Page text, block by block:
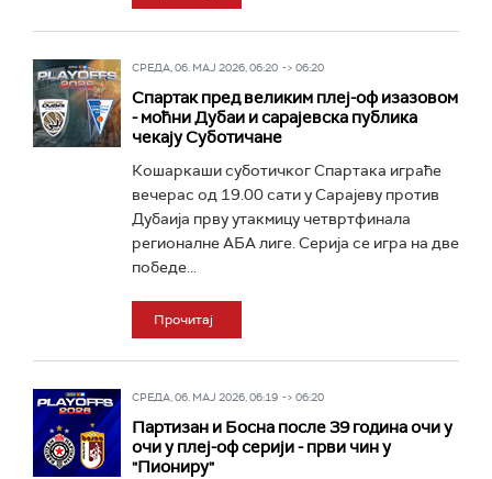
СРЕДА, 06. МАЈ 2026, 06:20 -> 06:20
Спартак пред великим плеј-оф изазовом
- моћни Дубаи и сарајевска публика
чекају Суботичане
Кошаркаши суботичког Спартака играће
вечерас од 19.00 сати у Сарајеву против
Дубаија прву утакмицу четвртфинала
регионалне АБА лиге. Серија се игра на две
победе...
Прочитај
СРЕДА, 06. МАЈ 2026, 06:19 -> 06:20
Партизан и Босна после 39 година очи у
очи у плеј-оф серији - први чин у
"Пиониру"